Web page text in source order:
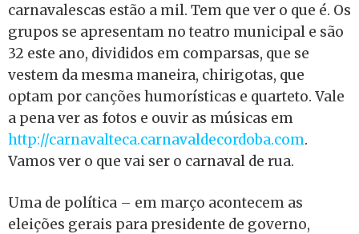
carnavalescas estão a mil. Tem que ver o que é. Os
grupos se apresentam no teatro municipal e são
32 este ano, divididos em comparsas, que se
vestem da mesma maneira, chirigotas, que
optam por canções humorísticas e quarteto. Vale
a pena ver as fotos e ouvir as músicas em
http://carnavalteca.carnavaldecordoba.com.
Vamos ver o que vai ser o carnaval de rua.
Uma de política – em março acontecem as
eleições gerais para presidente de governo,